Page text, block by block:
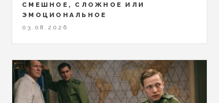
СМЕШНОЕ, СЛОЖНОЕ ИЛИ
ЭМОЦИОНАЛЬНОЕ
03.08.2026